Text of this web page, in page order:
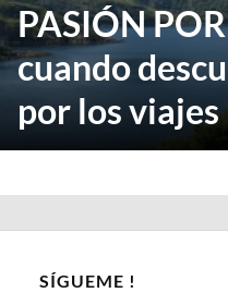
PASIÓN
cuando
por los viajes
SÍGUEME !